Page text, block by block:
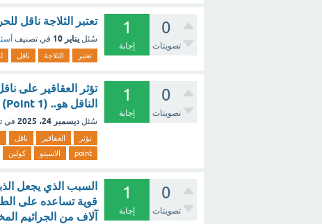
0
تصويتات
1
إجابة
تعتبر الثلاجة ناقل للحرارة (1 نقطة) صالبة ام
سُئل يناير 10 في تصنيف
تعتبر الثلاجة ناقل
0
تصويتات
1
إجابة
تؤثر العقاقير على
الناقل هو.. (1 Point) الاسيتو كولين الاندرفين الدوبامين الادينوسين - مع الشرح
سُئل ديسمبر 24، 2025 في
تؤثر العقاقير ناقل
point
الاسيتو كولين
0
تصويتات
1
إجابة
قوية تساعده على
آلاف من الجراثيم